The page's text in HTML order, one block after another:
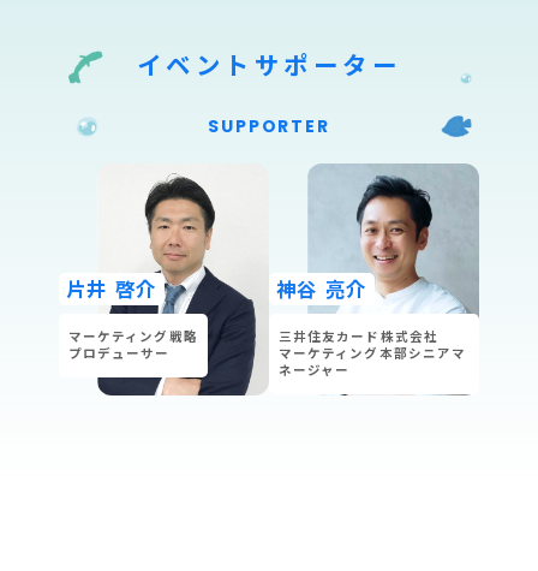
イベントサポーター
SUPPORTER
片井 啓介
マーケティング戦略
プロデューサー
神谷 亮介
三井住友カード株式会社
マーケティング本部シニアマ
ネージャー